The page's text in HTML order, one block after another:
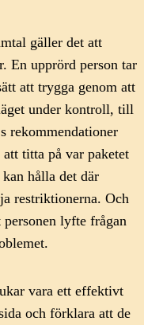
gäller det att
En upprörd person tar
att trygga genom att
under kontroll, till
rekommendationer
titta på var paketet
hålla det där
restriktionerna. Och
lyfte frågan
vara ett effektivt
och förklara att de